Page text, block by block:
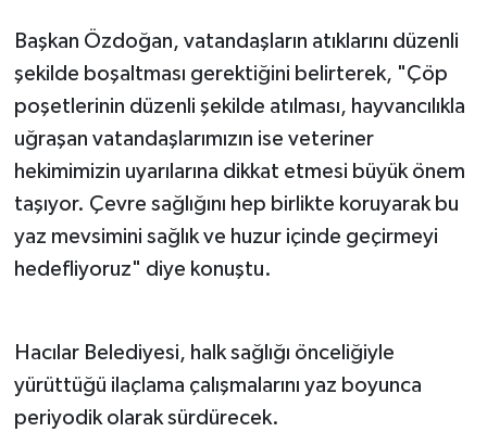
Başkan Özdoğan, vatandaşların atıklarını düzenli
şekilde boşaltması gerektiğini belirterek, "Çöp
poşetlerinin düzenli şekilde atılması, hayvancılıkla
uğraşan vatandaşlarımızın ise veteriner
hekimimizin uyarılarına dikkat etmesi büyük önem
taşıyor. Çevre sağlığını hep birlikte koruyarak bu
yaz mevsimini sağlık ve huzur içinde geçirmeyi
hedefliyoruz" diye konuştu.
Hacılar Belediyesi, halk sağlığı önceliğiyle
yürüttüğü ilaçlama çalışmalarını yaz boyunca
periyodik olarak sürdürecek.